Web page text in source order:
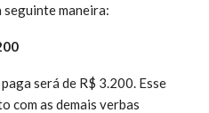
maneira:
será de R$ 3.200. Esse
com as demais verbas